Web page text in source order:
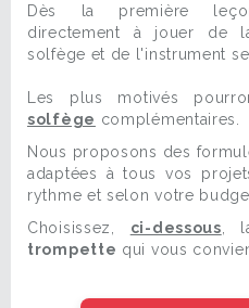
Dès la première
directement à jouer de
solfège et de l'instrument
Les plus motivés
solfège complémentaires.
Nous proposons des
adaptées à tous vos
rythme et selon votre
Choisissez, ci-dessous,
trompette qui vous